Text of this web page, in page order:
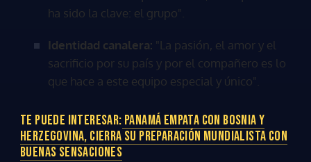
ha sido la clave: el grupo".
Identidad canalera: "La pasión, el amor y el
sacrificio por su país y por el compañero es lo
que hace a este equipo especial y único".
TE PUEDE INTERESAR: PANAMÁ EMPATA CON BOSNIA Y
HERZEGOVINA, CIERRA SU PREPARACIÓN MUNDIALISTA CON
BUENAS SENSACIONES